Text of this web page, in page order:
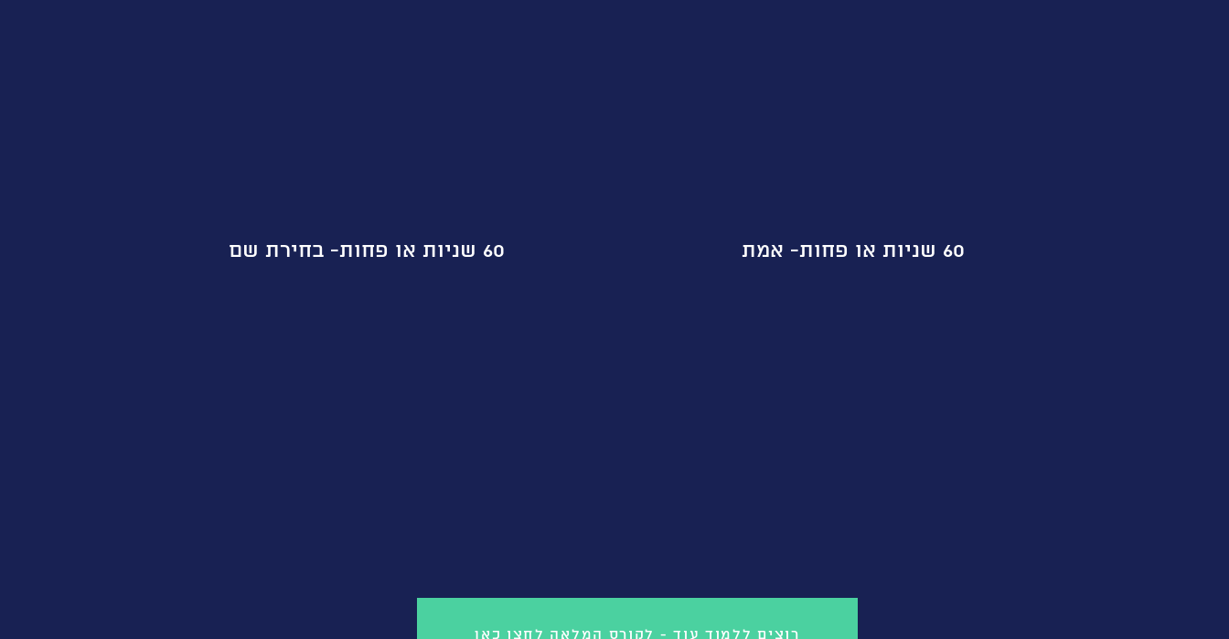
60 שניות או פחות- בחירת שם 60 שניות או פחות- אמת
רוצים ללמוד עוד - לקורס המלאה לחצו כאן